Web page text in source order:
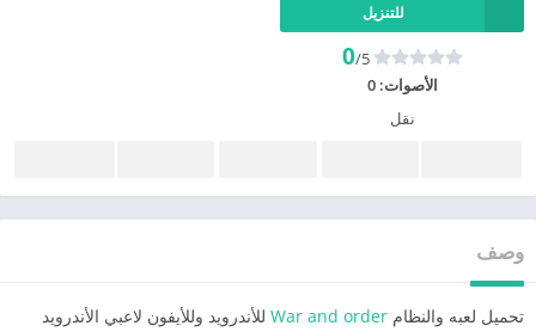
للتنزيل
0/5
الأصوات:0
نقل
وصف
تحميل لعبه والنظام War and order للأندرويد وللأيفون لاعبي الأندرويد